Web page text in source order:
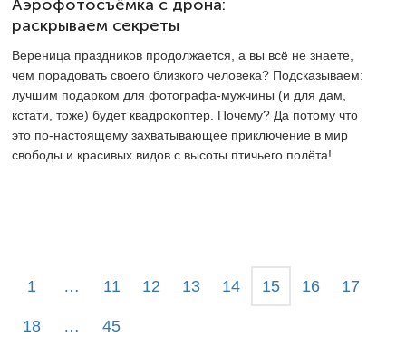
Аэрофотосъёмка с дрона:
раскрываем секреты
Вереница праздников продолжается, а вы всё не знаете,
чем порадовать своего близкого человека? Подсказываем:
лучшим подарком для фотографа-мужчины (и для дам,
кстати, тоже) будет квадрокоптер. Почему? Да потому что
это по-настоящему захватывающее приключение в мир
свободы и красивых видов с высоты птичьего полёта!
1 … 11 12 13 14 15 16 17
18 … 45